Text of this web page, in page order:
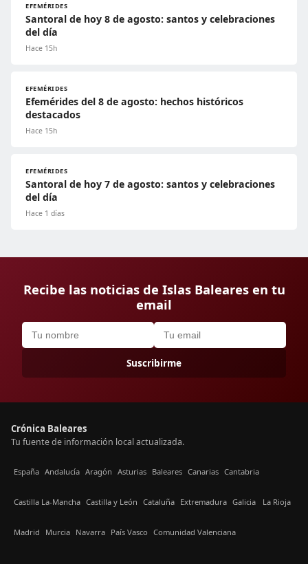
EFEMÉRIDES
Santoral de hoy 8 de agosto: santos y celebraciones
del día
Hace 15h
EFEMÉRIDES
Efemérides del 8 de agosto: hechos históricos
destacados
Hace 15h
EFEMÉRIDES
Santoral de hoy 7 de agosto: santos y celebraciones
del día
Hace 1 días
Recibe las noticias de Islas Baleares en tu
email
Suscribirme
Crónica Baleares
Tu fuente de información local actualizada.
España Andalucía Aragón Asturias Baleares Canarias Cantabria
Castilla La-Mancha Castilla y León Cataluña Extremadura Galicia La Rioja
Madrid Murcia Navarra País Vasco Comunidad Valenciana